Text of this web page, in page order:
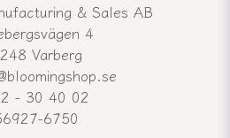
& Sales AB
4
Varberg
- 30 40 02
6750